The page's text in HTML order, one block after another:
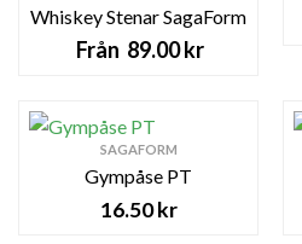
Whiskey Stenar SagaForm
89.00kr
SAGAFORM
Gympåse PT
16.50kr